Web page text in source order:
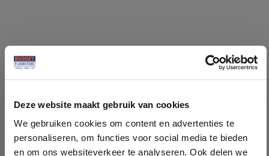
Deze website maakt gebruik van cookies
We gebruiken cookies om content en advertenties te
personaliseren, om functies voor social media te bieden
en om ons websiteverkeer te analyseren. Ook delen we
Patroon: Tegel